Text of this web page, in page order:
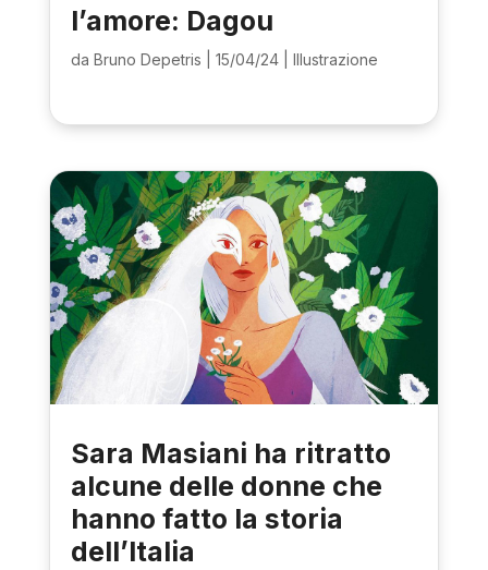
l’amore: Dagou
da Bruno Depetris 15/04/24| Illustrazione
Sara Masiani ha ritratto
alcune delle donne che
hanno fatto la storia
dell’Italia